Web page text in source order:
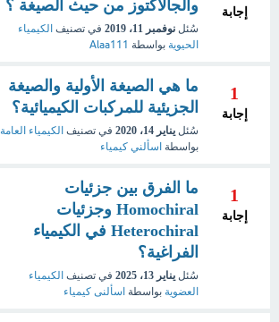
إجابة
والجالاكتوز من حيث الصيغة ؟
سُئل نوفمبر 11، 2019 في تصنيف الكيمياء
الحيوية بواسطة Alaa111
1
إجابة
ما هي الصيغة الأولية والصيغة
الجزيئية للمركبات الكيميائية؟
سُئل يناير 14، 2020 في تصنيف الكيمياء العامة
بواسطة اسألني كيمياء
1
إجابة
ما الفرق بين جزئيات
Homochiral وجزئيات
Heterochiral في الكيمياء
الفراغية؟
سُئل يناير 13، 2025 في تصنيف الكيمياء
العضوية بواسطة اسألنى كيمياء